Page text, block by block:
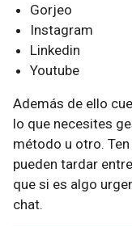
Gorjeo
Instagram
Linkedin
Youtube
Además de ello
lo que necesites
método u otro.
pueden tardar
que si es algo
chat.